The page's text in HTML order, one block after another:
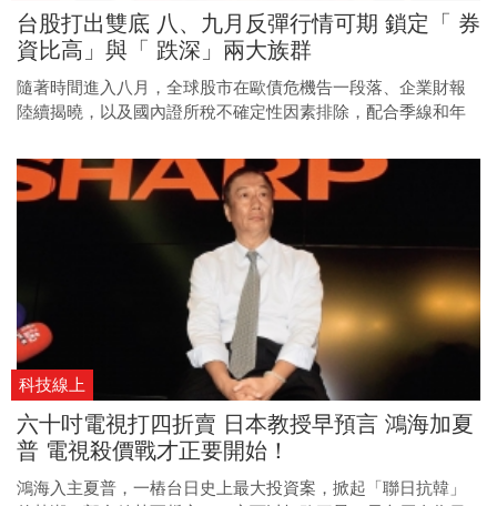
台股打出雙底 八、九月反彈行情可期 鎖定「 券
資比高」與「 跌深」兩大族群
隨著時間進入八月，全球股市在歐債危機告一段落、企業財報
陸續揭曉，以及國內證所稅不確定性因素排除，配合季線和年
情應不看淡，投資人可趁機搶賺反彈財。
科技線上
六十吋電視打四折賣 日本教授早預言 鴻海加夏
普 電視殺價戰才正要開始！
鴻海入主夏普，一樁台日史上最大投資案，掀起「聯日抗韓」